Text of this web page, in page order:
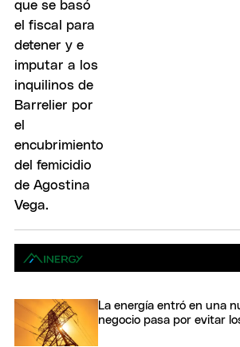
La energía entró en una
negocio pasa por evitar